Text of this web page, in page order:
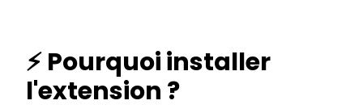
⚡ Pourquoi installer
l'extension ?